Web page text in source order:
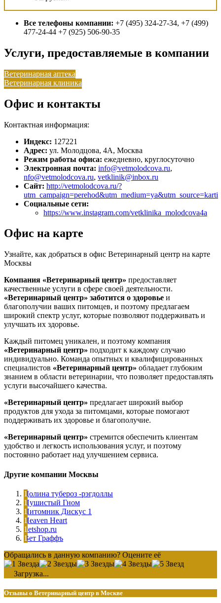
Все телефоны компании: +7 (495) 324-27-34, +7 (499)
477-24-44 +7 (925) 506-90-35
Услуги, предоставляемые в компании
Ветеринарная аптека
Ветеринарная клиника
Офис и контакты
Контактная информация:
Индекс: 127221
Адрес: ул. Молодцова, 4А, Москва
Режим работы офиса: ежедневно, круглосуточно
Электронная почта: info@vetmolodcova.ru,
nfo@vetmolodcova.ru, vetklinik@inbox.ru
Сайт: http://vetmolodcova.ru/?
utm_campaign=perehod&utm_medium=ya&utm_source=karti
Социальные сети:
https://www.instagram.com/vetklinika_molodcova4a
Офис на карте
Узнайте, как добраться в офис Ветеринарный центр на карте
Москвы
Компания «Ветеринарный центр» предоставляет
качественные услуги в сфере своей деятельности.
«Ветеринарный центр» заботится о здоровье и
благополучии ваших питомцев, и поэтому предлагаем
широкий спектр услуг, которые позволяют поддерживать и
улучшать их здоровье.
Каждый питомец уникален, и поэтому компания
«Ветеринарный центр» подходит к каждому случаю
индивидуально. Команда опытных и квалифицированных
специалистов «Ветеринарный центр» обладает глубоким
знанием в области ветеринарии, что позволяет предоставлять
услуги высочайшего качества.
«Ветеринарный центр» предлагает широкий выбор
продуктов для ухода за питомцами, которые помогают
поддерживать их здоровье и благополучие.
«Ветеринарный центр» стремится обеспечить клиентам
удобство и легкость использования услуг, и поэтому
постоянно работает над улучшением сервиса.
Другие компании Москвы
Долина тубероз -рэгдоллы
Пушистый Гном
Питомник Дискус 1
Heaven Heart
Petshop.ru
Вет Граффъ
Обращались в данную компанию? Оцените её
Загрузка...
Отзывы о Ветеринарный центр в Москве